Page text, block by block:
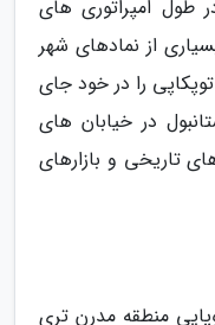
امپراتوری های
از نمادهای شهر
را در خود جای
در خیابان های
تاریخی و بازارهای
منطقه مدرن تری